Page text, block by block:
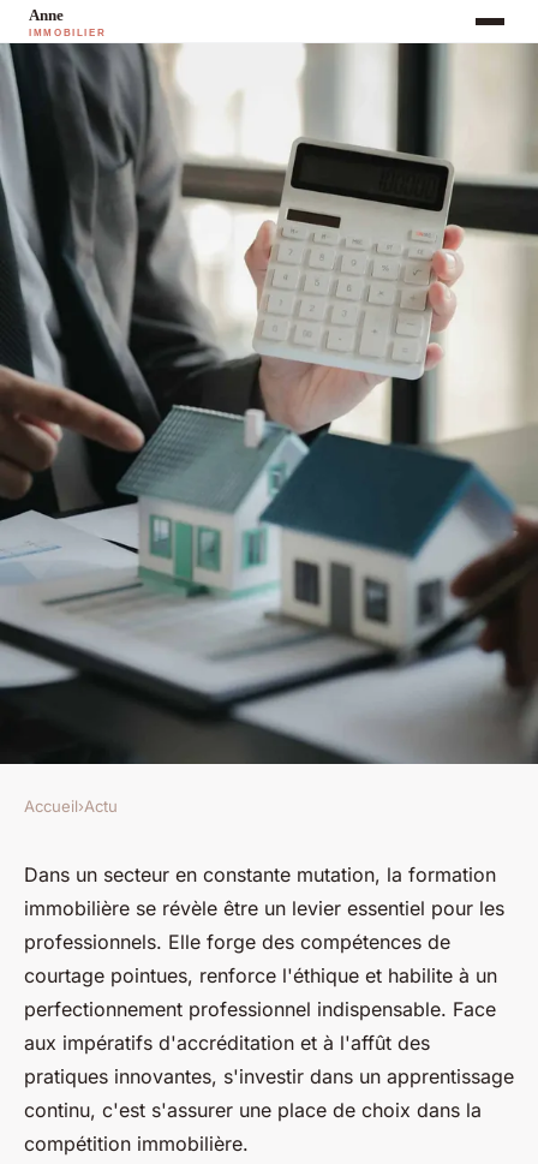
Formation immobilière : son
importance pour les
professionnels dans le secteur
odette•16 avril 2024 •2 min de lecture
Accueil›Actu
Dans un secteur en constante mutation, la formation
immobilière se révèle être un levier essentiel pour les
professionnels. Elle forge des compétences de
courtage pointues, renforce l'éthique et habilite à un
perfectionnement professionnel indispensable. Face
aux impératifs d'accréditation et à l'affût des
pratiques innovantes, s'investir dans un apprentissage
continu, c'est s'assurer une place de choix dans la
compétition immobilière.